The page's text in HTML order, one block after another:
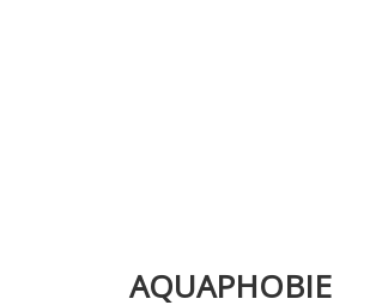
AQUAPHOBIE